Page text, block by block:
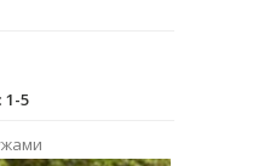
: 1-5